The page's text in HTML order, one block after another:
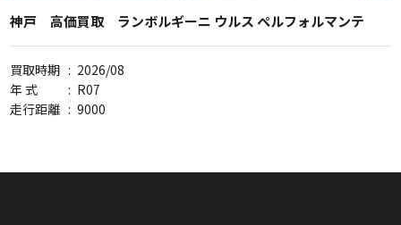
神戸 高価買取 ランボルギーニ ウルス ペルフォルマンテ
買取時期 : 2026/08
年 式
: R07
走行距離 : 9000